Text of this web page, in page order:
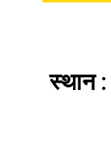
स्थान